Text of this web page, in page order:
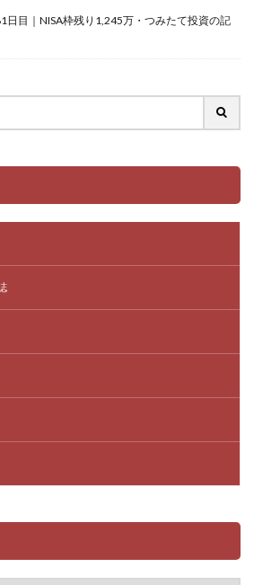
日目｜NISA枠残り1,245万・つみたて投資の記